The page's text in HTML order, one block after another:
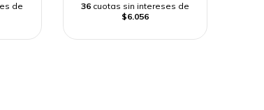
de
36 cuotas sin intereses de
$6.056